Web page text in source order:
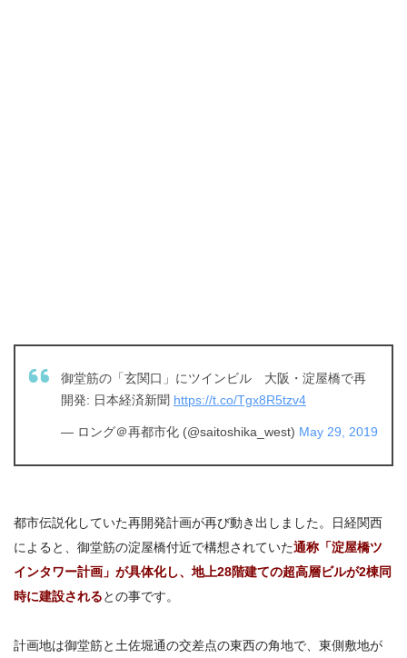
御堂筋の「玄関口」にツインビル 大阪・淀屋橋で再
開発: 日本経済新聞 https://t.co/Tgx8R5tzv4
— ロング＠再都市化 (@saitoshika_west) May 29, 2019
都市伝説化していた再開発計画が再び動き出しました。日経関西
によると、御堂筋の淀屋橋付近で構想されていた通称「淀屋橋ツ
インタワー計画」が具体化し、 地上28階建ての超高層ビルが2棟同
時に建設されるとの事です。
計画地は御堂筋と土佐堀通の交差点の東西の角地で、東側敷地が